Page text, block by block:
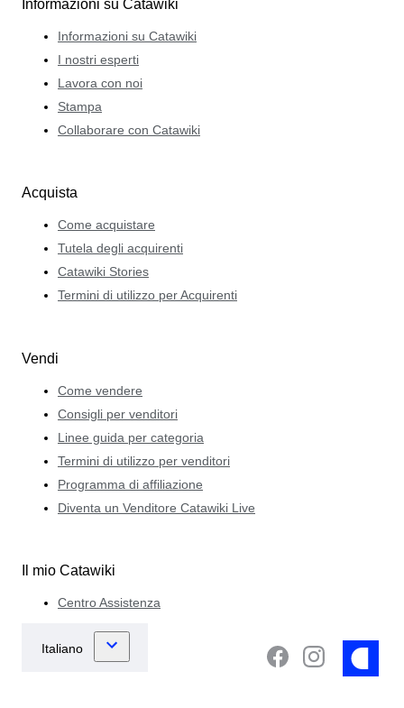
Informazioni su Catawiki
Informazioni su Catawiki
I nostri esperti
Lavora con noi
Stampa
Collaborare con Catawiki
Acquista
Come acquistare
Tutela degli acquirenti
Catawiki Stories
Termini di utilizzo per Acquirenti
Vendi
Come vendere
Consigli per venditori
Linee guida per categoria
Termini di utilizzo per venditori
Programma di affiliazione
Diventa un Venditore Catawiki Live
Il mio Catawiki
Centro Assistenza